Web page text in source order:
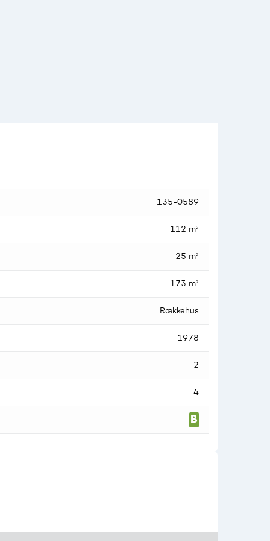
og lækre træterrasse. Her kommer boligens
135-0589
112 m²
25 m²
173 m²
Rækkehus
1978
2
4